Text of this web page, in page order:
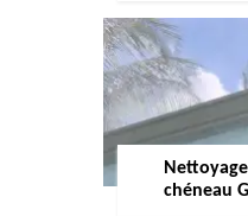
chéneau